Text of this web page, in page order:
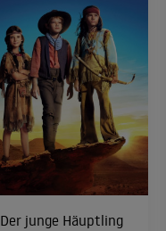
Der junge Häuptling